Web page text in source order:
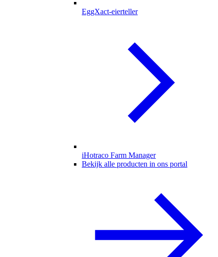
EggXact-eierteller
iHotraco Farm Manager
Bekijk alle producten in ons portal